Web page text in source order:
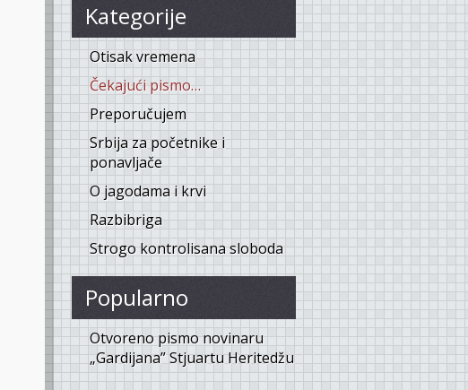
Kategorije
Otisak vremena
Čekajući pismo…
Preporučujem
Srbija za početnike i
ponavljače
O jagodama i krvi
Razbibriga
Strogo kontrolisana sloboda
Popularno
Otvoreno pismo novinaru
„Gardijana” Stjuartu Heritedžu